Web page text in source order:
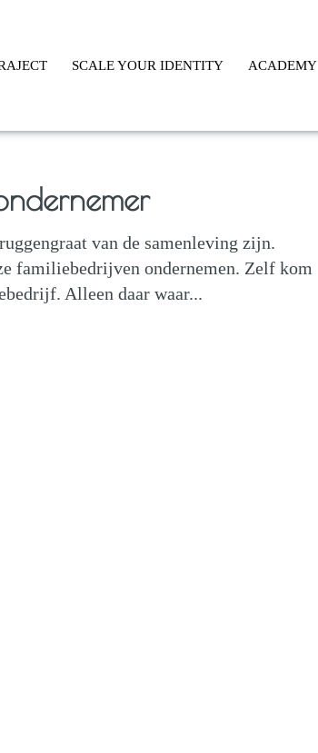
SCALE YOUR IDENTITY ACADEMY
van de samenleving zijn.
familiebedrijven ondernemen. Zelf kom
Alleen daar waar...